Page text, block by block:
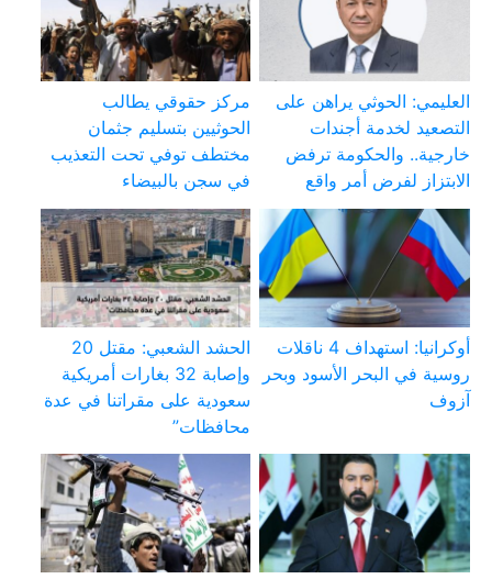
العليمي: الحوثي يراهن على
التصعيد لخدمة أجندات
خارجية.. والحكومة ترفض
الابتزاز لفرض أمر واقع
مركز حقوقي يطالب
الحوثيين بتسليم جثمان
مختطف توفي تحت التعذيب
في سجن بالبيضاء
أوكرانيا: استهداف 4 ناقلات
روسية في البحر الأسود وبحر
آزوف
الحشد الشعبي: مقتل 20
وإصابة 32 بغارات أمريكية
سعودية على مقراتنا في عدة
محافظات”